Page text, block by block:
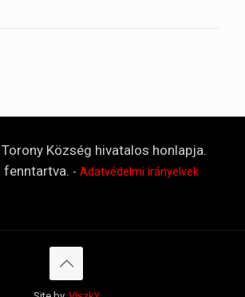
Község hivatalos honlapja.
fenntartva. - Adatvédelmi irányelvek